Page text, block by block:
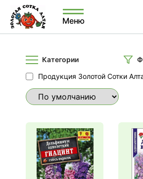
Меню
Категории
Продукция Золотой Сотки